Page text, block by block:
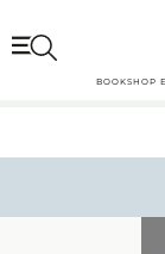
BOOKSHOP